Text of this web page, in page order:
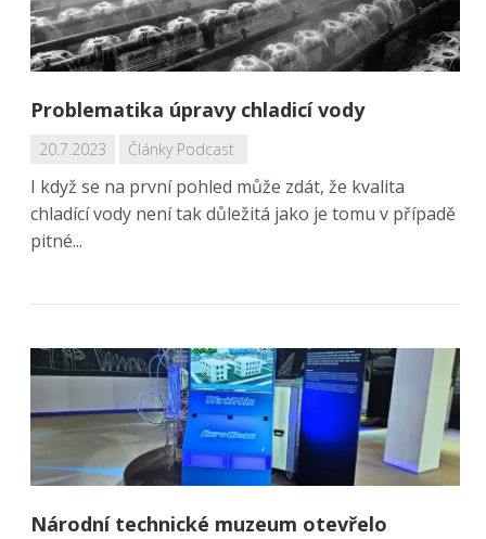
Problematika úpravy chladicí vody
20.7.2023 Články Podcast
I když se na první pohled může zdát, že kvalita
chladící vody není tak důležitá jako je tomu v případě
pitné...
Národní technické muzeum otevřelo